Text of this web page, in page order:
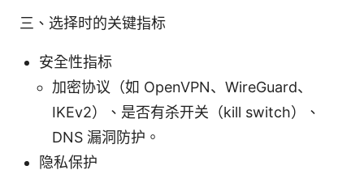
三、选择时的关键指标
安全性指标
加密协议（如 OpenVPN、WireGuard、
IKEv2）、是否有杀开关（kill switch）、
DNS 漏洞防护。
隐私保护